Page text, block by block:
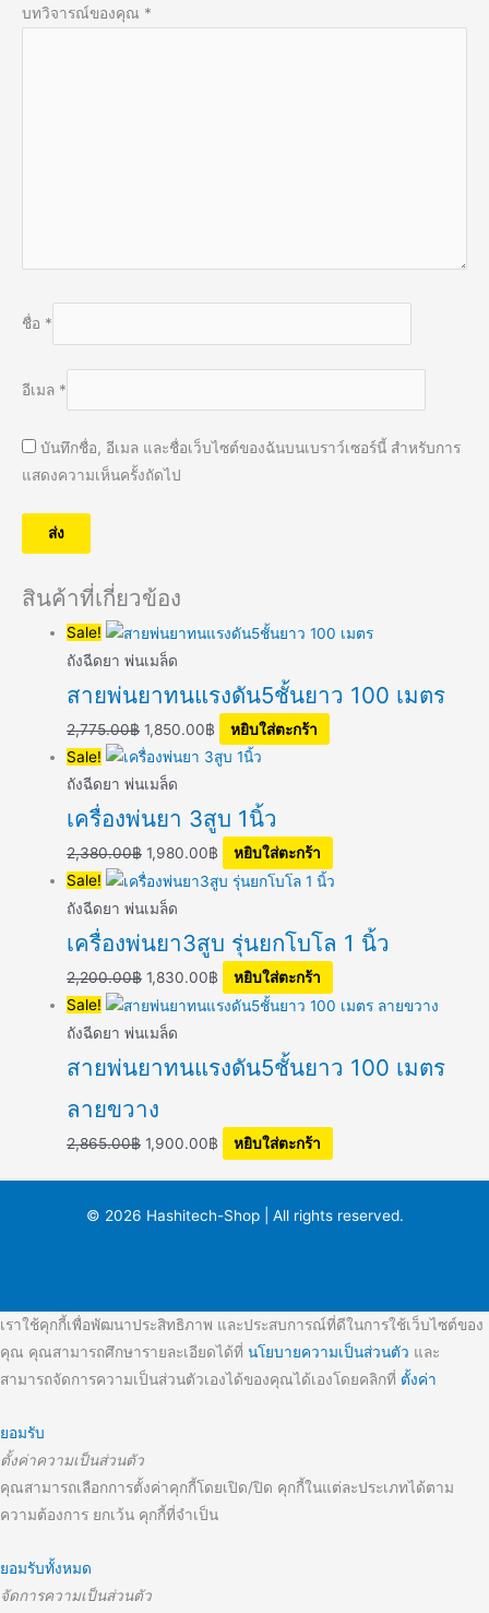
บทวิจารณ์ของคุณ *
ชื่อ *
อีเมล *
บันทึกชื่อ, อีเมล และชื่อเว็บไซต์ของฉันบนเบราว์เซอร์นี้ สำหรับการ
แสดงความเห็นครั้งถัดไป
สินค้าที่เกี่ยวข้อง
Sale!
ถังฉีดยา พ่นเมล็ด
สายพ่นยาทนแรงดัน5ชั้นยาว 100 เมตร
2,775.00฿ 1,850.00฿
หยิบใส่ตะกร้า
Sale!
ถังฉีดยา พ่นเมล็ด
เครื่องพ่นยา 3สูบ 1นิ้ว
2,380.00฿ 1,980.00฿
หยิบใส่ตะกร้า
Sale!
ถังฉีดยา พ่นเมล็ด
เครื่องพ่นยา3สูบ รุ่นยกโบโล 1 นิ้ว
2,200.00฿ 1,830.00฿
หยิบใส่ตะกร้า
Sale!
ถังฉีดยา พ่นเมล็ด
สายพ่นยาทนแรงดัน5ชั้นยาว 100 เมตร
ลายขวาง
2,865.00฿ 1,900.00฿ หยิบใส่ตะกร้า
© 2026 Hashitech-Shop | All rights reserved.
เราใช้คุกกี้เพื่อพัฒนาประสิทธิภาพ และประสบการณ์ที่ดีในการใช้เว็บไซต์ของ
คุณ คุณสามารถศึกษารายละเอียดได้ที่ นโยบายความเป็นส่วนตัว และ
สามารถจัดการความเป็นส่วนตัวเองได้ของคุณได้เองโดยคลิกที่ ตั้งค่า
ยอมรับ
ตั้งค่าความเป็นส่วนตัว
คุณสามารถเลือกการตั้งค่าคุกกี้โดยเปิด/ปิด คุกกี้ในแต่ละประเภทได้ตาม
ความต้องการ ยกเว้น คุกกี้ที่จำเป็น
ยอมรับทั้งหมด
จัดการความเป็นส่วนตัว